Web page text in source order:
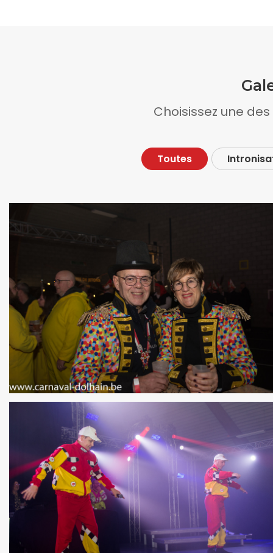
Choisissez une
Toutes